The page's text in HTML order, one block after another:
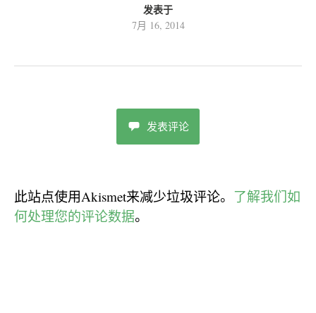
发表于
7月 16, 2014
发表评论
此站点使用Akismet来减少垃圾评论。 了解我们如
何处理您的评论数据。